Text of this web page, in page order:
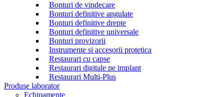
Bonturi de vindecare
Bonturi definitive angulate
Bonturi definitive drepte
Bonturi definitive universale
Bonturi provizorii
Instrumente si accesorii protetica
Restaurari cu capse
Restaurari digitale pe implant
Restaurari Multi-Plus
Produse laborator
Echipamente